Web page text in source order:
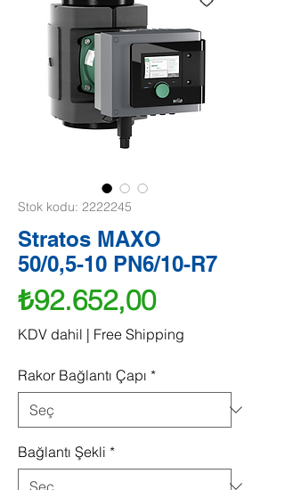
Stok kodu: 2222245
Stratos MAXO
50/0,5-10 PN6/10-R7
₺92.652,00Fiyat
KDV dahil | Free Shipping
Rakor Bağlantı Çapı *
Bağlantı Şekli *